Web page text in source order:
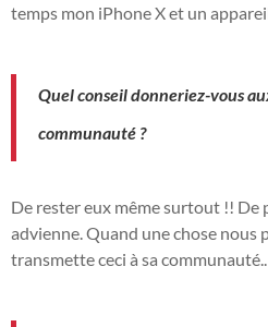
temps mon iPhone X et un
Quel conseil donneriez-vous
communauté ?
De rester eux même surtout !! De
advienne. Quand une chose nous
transmette ceci à sa communauté..